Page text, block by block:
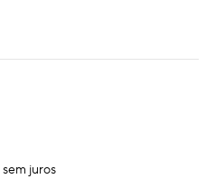
sem juros